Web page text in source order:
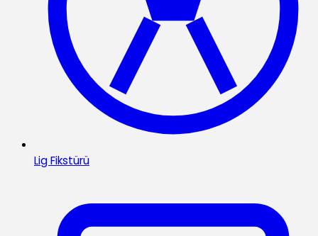
Lig Fikstürü